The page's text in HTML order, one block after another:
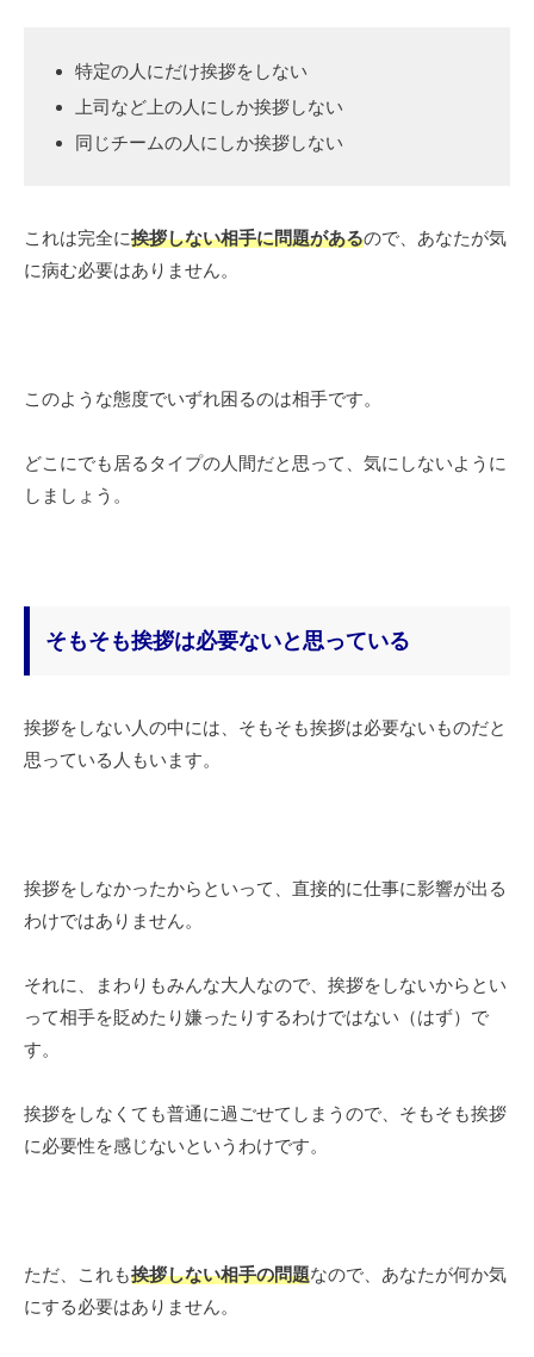
特定の人にだけ挨拶をしない
上司など上の人にしか挨拶しない
同じチームの人にしか挨拶しない
これは完全に挨拶しない相手に問題があるので、あなたが気
に病む必要はありません。
このような態度でいずれ困るのは相手です。
どこにでも居るタイプの人間だと思って、気にしないように
しましょう。
そもそも挨拶は必要ないと思っている
挨拶をしない人の中には、そもそも挨拶は必要ないものだと
思っている人もいます。
挨拶をしなかったからといって、直接的に仕事に影響が出る
わけではありません。
それに、まわりもみんな大人なので、挨拶をしないからとい
って相手を貶めたり嫌ったりするわけではない（はず）で
す。
挨拶をしなくても普通に過ごせてしまうので、そもそも挨拶
に必要性を感じないというわけです。
ただ、これも挨拶しない相手の問題なので、あなたが何か気
にする必要はありません。